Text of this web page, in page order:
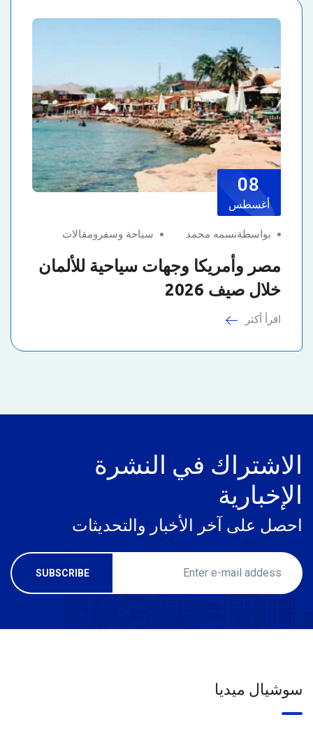
08
أغسطس
بواسطةنسمه محمد سياحة وسفر ومقالات
مصر وأمريكا وجهات سياحية للألمان
خلال صيف 2026
اقرأ أكثر
الاشتراك في النشرة
الإخبارية
احصل على آخر الأخبار والتحديثات
سوشيال ميديا